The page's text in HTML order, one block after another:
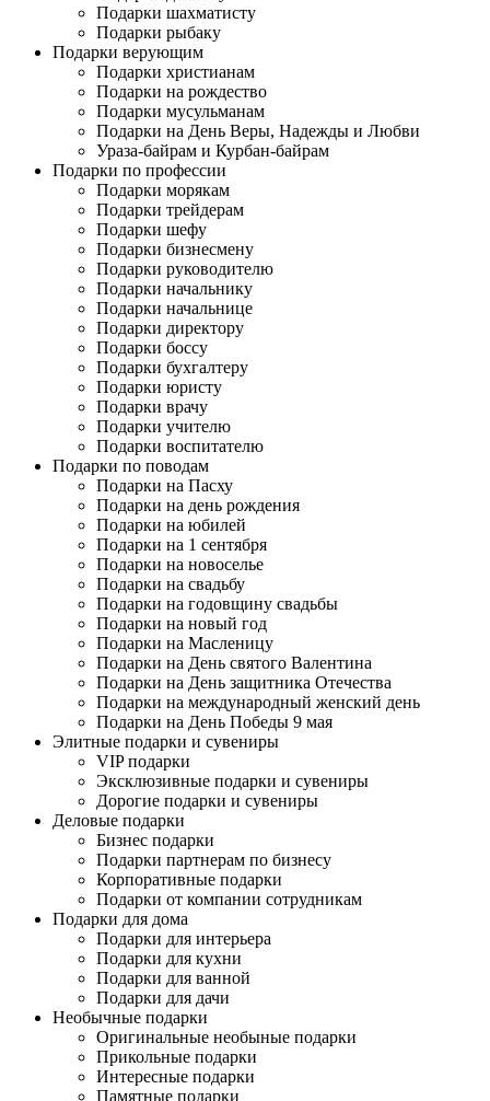
Подарки шахматисту
Подарки рыбаку
Подарки верующим
Подарки христианам
Подарки на рождество
Подарки мусульманам
Подарки на День Веры, Надежды и Любви
Ураза-байрам и Курбан-байрам
Подарки по профессии
Подарки морякам
Подарки трейдерам
Подарки шефу
Подарки бизнесмену
Подарки руководителю
Подарки начальнику
Подарки начальнице
Подарки директору
Подарки боссу
Подарки бухгалтеру
Подарки юристу
Подарки врачу
Подарки учителю
Подарки воспитателю
Подарки по поводам
Подарки на Пасху
Подарки на день рождения
Подарки на юбилей
Подарки на 1 сентября
Подарки на новоселье
Подарки на свадьбу
Подарки на годовщину свадьбы
Подарки на новый год
Подарки на Масленицу
Подарки на День святого Валентина
Подарки на День защитника Отечества
Подарки на международный женский день
Подарки на День Победы 9 мая
Элитные подарки и сувениры
VIP подарки
Эксклюзивные подарки и сувениры
Дорогие подарки и сувениры
Деловые подарки
Бизнес подарки
Подарки партнерам по бизнесу
Корпоративные подарки
Подарки от компании сотрудникам
Подарки для дома
Подарки для интерьера
Подарки для кухни
Подарки для ванной
Подарки для дачи
Необычные подарки
Оригинальные необыные подарки
Прикольные подарки
Интересные подарки
Памятные подарки